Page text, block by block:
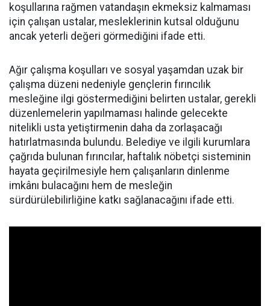
koşullarına rağmen vatandaşın ekmeksiz kalmaması
için çalışan ustalar, mesleklerinin kutsal olduğunu
ancak yeterli değeri görmediğini ifade etti.
Ağır çalışma koşulları ve sosyal yaşamdan uzak bir
çalışma düzeni nedeniyle gençlerin fırıncılık
mesleğine ilgi göstermediğini belirten ustalar, gerekli
düzenlemelerin yapılmaması halinde gelecekte
nitelikli usta yetiştirmenin daha da zorlaşacağı
hatırlatmasında bulundu. Belediye ve ilgili kurumlara
çağrıda bulunan fırıncılar, haftalık nöbetçi sisteminin
hayata geçirilmesiyle hem çalışanların dinlenme
imkânı bulacağını hem de mesleğin
sürdürülebilirliğine katkı sağlanacağını ifade etti.